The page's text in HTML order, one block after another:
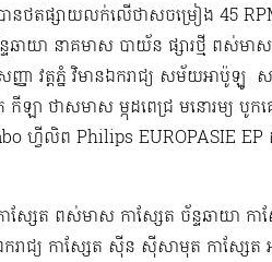
ានថតផ្សាយលក់លើថាសចម្រៀង 45
ទឆាយា នាគមាស បាយ័ន ផ្សារថ្មី ពស់មា
ា វត្តភ្នំ វិមានឯករាជ្យ សម័យអាប៉ូឡូ ​​​ ស
ា ថាសមាស ម្កុដពេជ្រ មនោរម្យ បូកគ
ហ្វីលិព Philips EUROPASIE
សែត ពស់មាស កាស្សែត ច័ន្ទឆាយា កា
ករាជ្យ កាស្សែត ស៊ីន ស៊ីសាមុត កាស្សែត អ